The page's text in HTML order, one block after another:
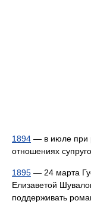
1894 — в июле при
отношениях
1895 — 24 марта
Елизаветой
поддерживать